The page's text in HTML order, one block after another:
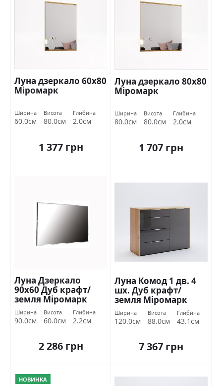
Луна дзеркало 60х80
Міромарк
Ширина
60.0см
Висота
80.0см
Глибина
2.0см
1 377 грн
Луна дзеркало 80х80
Міромарк
Ширина
80.0см
Висота
80.0см
Глибина
2.0см
1 707 грн
Луна Дзеркало
90х60 Дуб крафт/
земля Міромарк
Ширина
90.0см
Висота
60.0см
Глибина
2.2см
2 286 грн
Луна Комод 1 дв. 4
шх. Дуб крафт/
земля Міромарк
Ширина
120.0см
Висота
88.0см
Глибина
43.1см
7 367 грн
НОВИНКА